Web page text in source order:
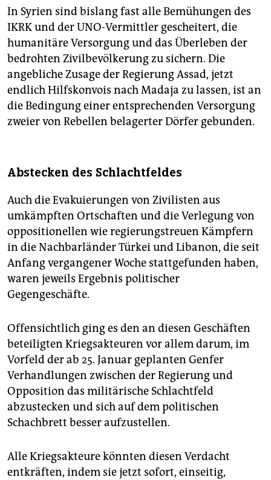
In Syrien sind bislang fast alle Bemühungen des
IKRK und der UNO-Vermittler gescheitert, die
humanitäre Versorgung und das Überleben der
bedrohten Zivilbevölkerung zu sichern. Die
angebliche Zusage der Regierung Assad, jetzt
endlich Hilfskonvois nach Madaja zu lassen, ist an
die Bedingung einer entsprechenden Versorgung
zweier von Rebellen belagerter Dörfer gebunden.
Abstecken des Schlachtfeldes
Auch die Evakuierungen von Zivilisten aus
umkämpften Ortschaften und die Verlegung von
oppositionellen wie regierungstreuen Kämpfern
in die Nachbarländer Türkei und Libanon, die seit
Anfang vergangener Woche stattgefunden haben,
waren jeweils Ergebnis politischer
Gegengeschäfte.
Offensichtlich ging es den an diesen Geschäften
beteiligten Kriegsakteuren vor allem darum, im
Vorfeld der ab 25. Januar geplanten Genfer
Verhandlungen zwischen der Regierung und
Opposition das militärische Schlachtfeld
abzustecken und sich auf dem politischen
Schachbrett besser aufzustellen.
Alle Kriegsakteure könnten diesen Verdacht
entkräften, indem sie jetzt sofort, einseitig,